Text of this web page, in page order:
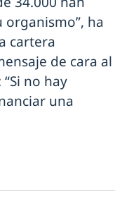
ha
cartera
de cara al
no hay
una